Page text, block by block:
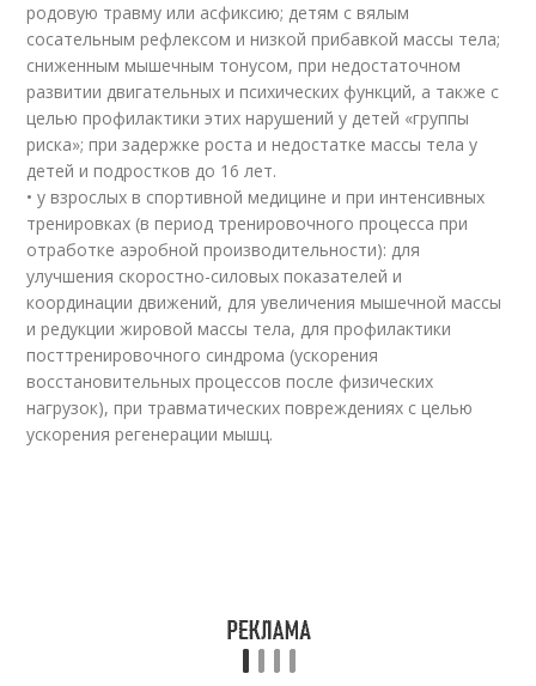
родовую травму или асфиксию; детям с вялым
сосательным рефлексом и низкой прибавкой массы тела;
сниженным мышечным тонусом, при недостаточном
развитии двигательных и психических функций, а также с
целью профилактики этих нарушений у детей «группы
риска»; при задержке роста и недостатке массы тела у
детей и подростков до 16 лет.
• у взрослых в спортивной медицине и при интенсивных
тренировках (в период тренировочного процесса при
отработке аэробной производительности): для
улучшения скоростно-силовых показателей и
координации движений, для увеличения мышечной массы
и редукции жировой массы тела, для профилактики
посттренировочного синдрома (ускорения
восстановительных процессов после физических
нагрузок), при травматических повреждениях с целью
ускорения регенерации мышц.